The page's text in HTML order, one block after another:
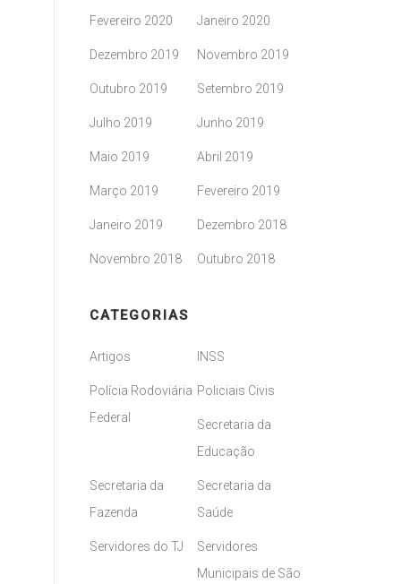
Fevereiro 2020 Janeiro 2020
Dezembro 2019 Novembro 2019
Outubro 2019 Setembro 2019
Julho 2019 Junho 2019
Maio 2019 Abril 2019
Março 2019 Fevereiro 2019
Janeiro 2019 Dezembro 2018
Novembro 2018 Outubro 2018
CATEGORIAS
Artigos INSS
Polícia Rodoviária
Federal
Policiais Civis
Secretaria da
Educação
Secretaria da
Fazenda
Secretaria da
Saúde
Servidores do TJ
Servidores
Municipais de São